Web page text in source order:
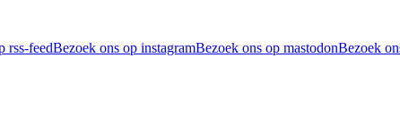
rss-feedBezoek ons op instagramBezoek ons op mastodonBezoek